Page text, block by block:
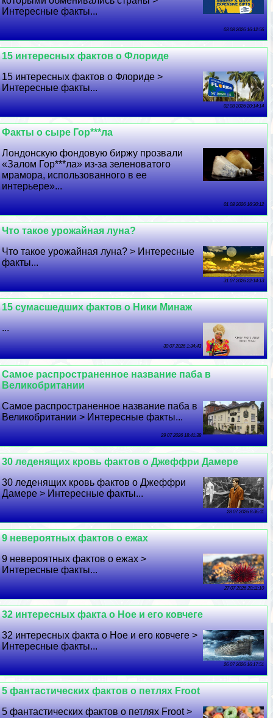
Интересные факты...
03 08 2026 16:12:56
15 интересных фактов о Флориде
15 интересных фактов о Флориде >
Интересные факты...
02 08 2026 20:14:14
Факты о сыре Гор***ла
Лондонскую фондовую биржу прозвали
«Залом Гор***ла» из-за зеленоватого
мрамора, использованного в ее
интерьере»...
01 08 2026 16:30:12
Что такое урожайная луна?
Что такое урожайная луна? > Интересные
факты...
31 07 2026 22:14:13
15 cyмacшедших фактов о Ники Минаж
...
30 07 2026 1:34:43
Самое распространенное название паба в
Великобритании
Самое распространенное название паба в
Великобритании > Интересные факты...
29 07 2026 18:41:38
30 леденящих кровь фактов о Джеффри Дамере
30 леденящих кровь фактов о Джеффри
Дамере > Интересные факты...
28 07 2026 8:36:11
9 невероятных фактов о ежах
9 невероятных фактов о ежах >
Интересные факты...
27 07 2026 20:11:10
32 интересных факта о Ное и его ковчеге
32 интересных факта о Ное и его ковчеге >
Интересные факты...
26 07 2026 16:17:51
5 фантастических фактов о петлях Froot
5 фантастических фактов о петлях Froot >